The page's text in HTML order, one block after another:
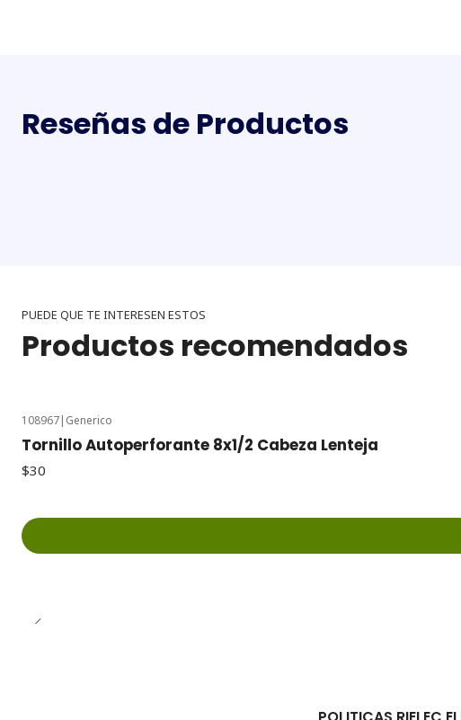
Reseñas de Productos
PUEDE QUE TE INTERESEN ESTOS
Productos recomendados
108967| Generico
Tornillo Autoperforante 8x1/2 Cabeza Lenteja
$30